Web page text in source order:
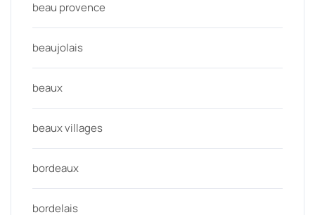
beau provence
beaujolais
beaux
beaux villages
bordeaux
bordelais